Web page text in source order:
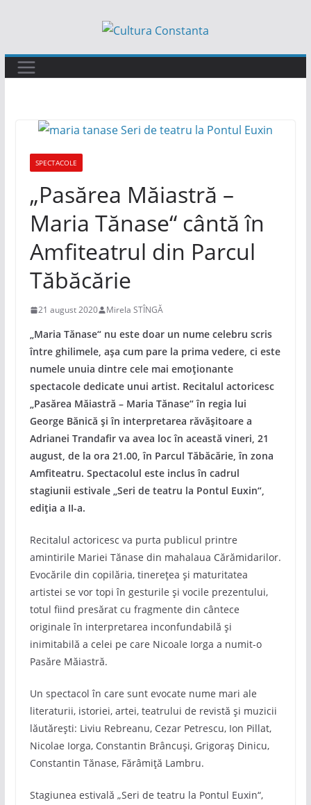
conținut
SPECTACOLE
„Pasărea Măiastră –
Maria Tănase“ cântă în
Amfiteatrul din Parcul
Tăbăcărie
21 august 2020 Mirela STÎNGĂ
„Maria Tănase“ nu este doar un nume celebru scris
între ghilimele, așa cum pare la prima vedere, ci este
numele unuia dintre cele mai emoționante
spectacole dedicate unui artist. Recitalul actoricesc
„Pasărea Măiastră – Maria Tănase“ în regia lui
George Bănică și în interpretarea răvășitoare a
Adrianei Trandafir va avea loc în această vineri, 21
august, de la ora 21.00, în Parcul Tăbăcărie, în zona
Amfiteatru. Spectacolul este inclus în cadrul
stagiunii estivale „Seri de teatru la Pontul Euxin“,
ediția a II-a.
Recitalul actoricesc va purta publicul printre
amintirile Mariei Tănase din mahalaua Cărămidarilor.
Evocările din copilăria, tinerețea și maturitatea
artistei se vor topi în gesturile și vocile prezentului,
totul fiind presărat cu fragmente din cântece
originale în interpretarea inconfundabilă și
inimitabilă a celei pe care Nicoale Iorga a numit-o
Pasăre Măiastră.
Un spectacol în care sunt evocate nume mari ale
literaturii, istoriei, artei, teatrului de revistă și muzicii
lăutărești: Liviu Rebreanu, Cezar Petrescu, Ion Pillat,
Nicolae Iorga, Constantin Brâncuși, Grigoraș Dinicu,
Constantin Tănase, Fărâmiță Lambru.
Stagiunea estivală „Seri de teatru la Pontul Euxin“,